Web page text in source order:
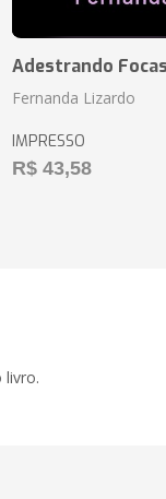
Adestrando
Fernanda Lizardo
IMPRESSO
R$ 43,58
livro.